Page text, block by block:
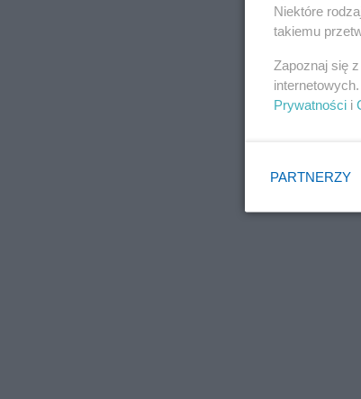
Niektóre
takiemu
Zapoznaj się
Prywatności i
PARTNERZY